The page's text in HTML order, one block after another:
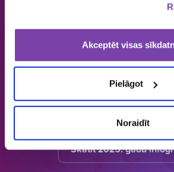
Akceptēt visas
Pielāgot
Noraidīt
Latvijā vienīgais
loteriju portāls. Loterijas.lv
informāciju bāzi par
apkopojumu
Skatīt 2025. gadu